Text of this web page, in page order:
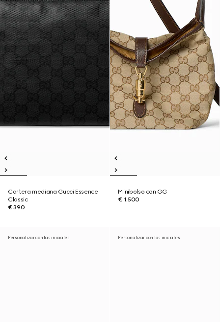
Cartera mediana Gucci Essence
Classic
€ 390
Minibolso con GG
€ 1.500
Personalizar con las iniciales Personalizar con las iniciales